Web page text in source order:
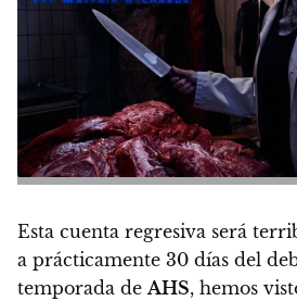
Esta cuenta regresiva será
a prácticamente 30 días del
temporada deAHS, hemos